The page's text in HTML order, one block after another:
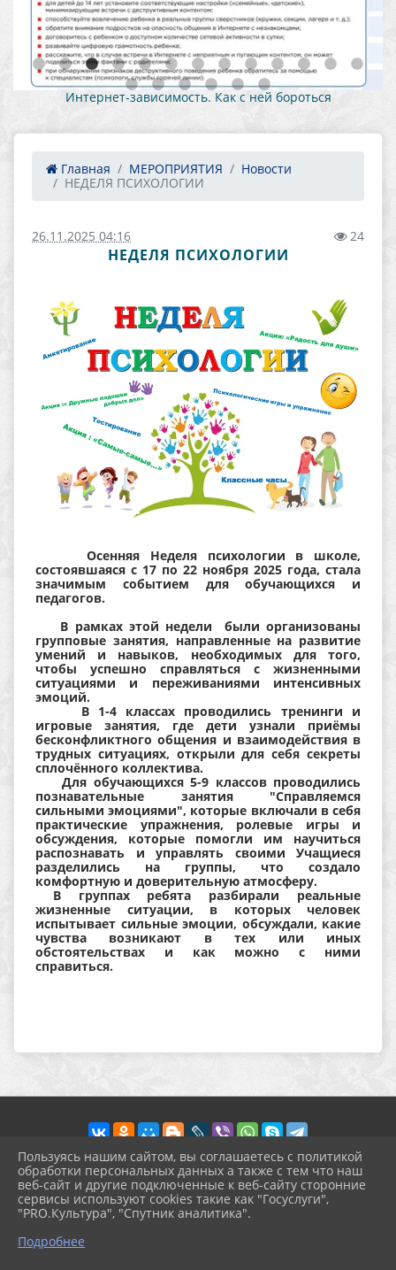
Интернет-зависимость. Как с ней бороться
Главная МЕРОПРИЯТИЯ
Новости
НЕДЕЛЯ ПСИХОЛОГИИ
26.11.2025 04:16 24
НЕДЕЛЯ ПСИХОЛОГИИ
Осенняя Неделя психологии в школе,
состоявшаяся с 17 по 22 ноября 2025 года, стала
значимым событием для обучающихся и
педагогов.
В рамках этой недели были организованы
групповые занятия, направленные на развитие
умений и навыков, необходимых для того,
чтобы успешно справляться с жизненными
ситуациями и переживаниями интенсивных
эмоций.
В 1-4 классах проводились тренинги и
игровые занятия, где дети узнали приёмы
бесконфликтного общения и взаимодействия в
трудных ситуациях, открыли для себя секреты
сплочённого коллектива.
Для обучающихся 5-9 классов проводились
познавательные занятия "Справляемся
сильными эмоциями", которые включали в себя
практические упражнения, ролевые игры и
обсуждения, которые помогли им научиться
распознавать и управлять своими Учащиеся
разделились на группы, что создало
комфортную и доверительную атмосферу.
В группах ребята разбирали реальные
жизненные ситуации, в которых человек
испытывает сильные эмоции, обсуждали, какие
чувства возникают в тех или иных
обстоятельствах и как можно с ними
справиться.
2026 г. prohgimnaziya-2.ru
Вход
Карта сайта
Политика обработки персональных данных
Пользуясь нашим сайтом, вы соглашаетесь с политикой
обработки персональных данных а также с тем что наш
веб-сайт и другие подключенные к веб-сайту сторонние
сервисы используют cookies такие как "Госуслуги",
"PRO.Культура", "Спутник аналитика".
Подробнее